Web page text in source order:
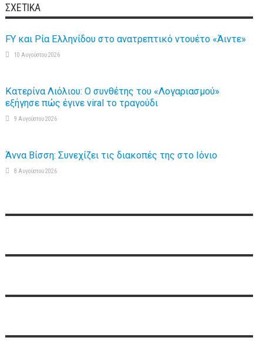
ΣΧΕΤΙΚΆ
FY και Ρία Ελληνίδου στο ανατρεπτικό ντουέτο «Άιντε»
10 Αυγούστου 2026
Κατερίνα Λιόλιου: Ο συνθέτης του «Λογαριασμού»
εξήγησε πώς έγινε viral το τραγούδι
9 Αυγούστου 2026
Άννα Βίσση: Συνεχίζει τις διακοπές της στο Ιόνιο
8 Αυγούστου 2026